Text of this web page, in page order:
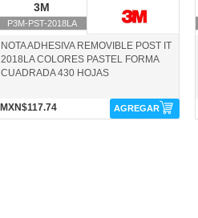
3M
P3M-PST-2018LA
NOTA ADHESIVA REMOVIBLE POST IT
2018LA COLORES PASTEL FORMA
CUADRADA 430 HOJAS
MXN$117.74 AGREGAR